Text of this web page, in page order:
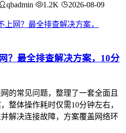
qbadmin 1.2K 2026-08-09
？最全排查解决方案，10分
的常见问题，整理了一套全面且
整体操作耗时仅需10分钟左右，
解决连接故障，方案覆盖网络环